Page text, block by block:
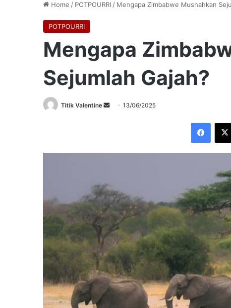
Home / POTPOURRI / Mengapa Zimbabwe Musnahkan
POTPOURRI
Mengapa
Sejumlah Gajah?
Titik Valentine
Send13/06/2025